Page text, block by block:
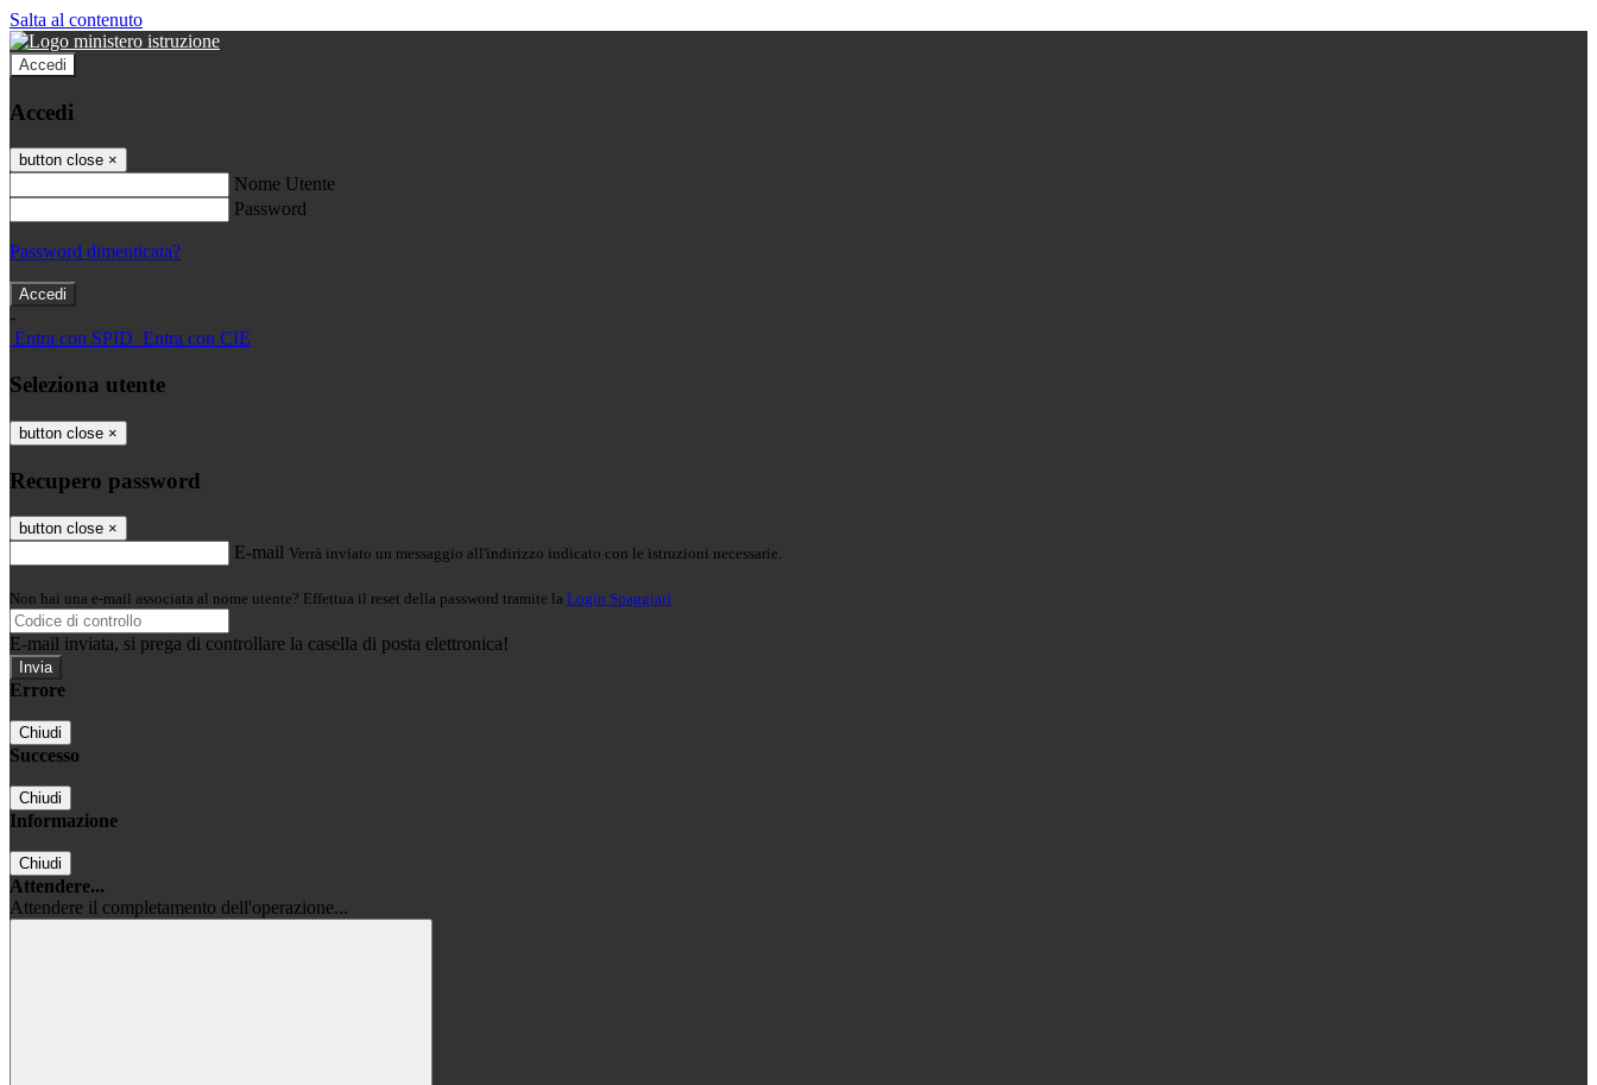
Salta al contenuto
Accedi
Accedi
button close ×
Nome Utente
Password
Password dimenticata?
-
Entra con SPID Entra con CIE
Seleziona utente
button close ×
Recupero password
button close ×
E-mail Verrà inviato un messaggio all'indirizzo indicato con le istruzioni necessarie.
Non hai una e-mail associata al nome utente? Effettua il reset della password tramite la Login Spaggiari
E-mail inviata, si prega di controllare la casella di posta elettronica!
Errore
Chiudi
Successo
Chiudi
Informazione
Chiudi
Attendere...
Attendere il completamento dell'operazione...